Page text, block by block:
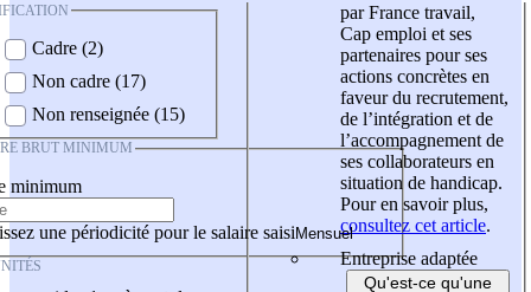
Cadre (2)
Non cadre (17)
Non renseignée (15)
BRUT MINIMUM
minimum
une périodicité pour le salaire saisi
par France travail,
Cap emploi et ses
partenaires pour ses
actions concrètes en
faveur du recrutement,
de l’intégration et de
l’accompagnement de
ses collaborateurs en
situation de handicap.
Pour en savoir plus,
consultez cet article.
Entreprise adaptée
Qu'est-ce qu'une